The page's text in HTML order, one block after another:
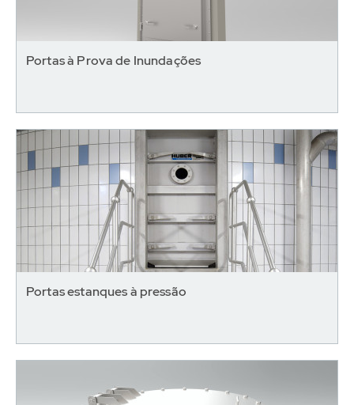
Portas à Prova de Inundações
Portas estanques à pressão